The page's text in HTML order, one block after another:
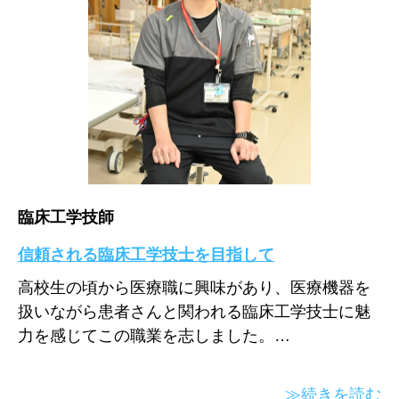
臨床工学技師
信頼される臨床工学技士を目指して
高校生の頃から医療職に興味があり、医療機器を
扱いながら患者さんと関われる臨床工学技士に魅
力を感じてこの職業を志しました。…
≫続きを読む